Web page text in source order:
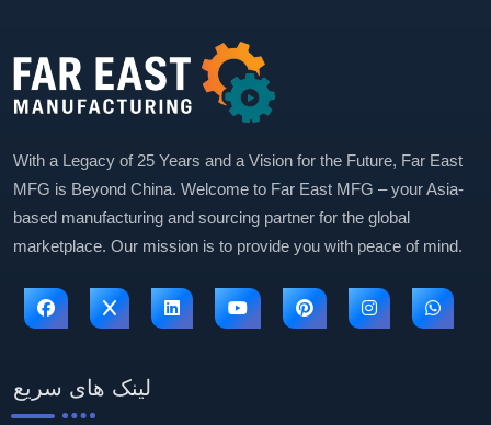
With a Legacy of 25 Years and a Vision for the Future, Far East
MFG is Beyond China. Welcome to Far East MFG – your Asia-
based manufacturing and sourcing partner for the global
marketplace. Our mission is to provide you with peace of mind.
لینک های سریع